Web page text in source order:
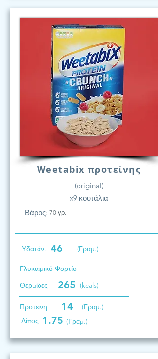
Weetabix προτείνης
(original)
x9 κουτάλια
Βάρος: 70 γρ.
Υδατάν. 46 (Γραμ.)
Γλυκαιμικό Φορτίο
Θερμίδες
265 (kcals)
Προτεινη 14
(Γραμ.)
Λίπος 1.75 (Γραμ.)